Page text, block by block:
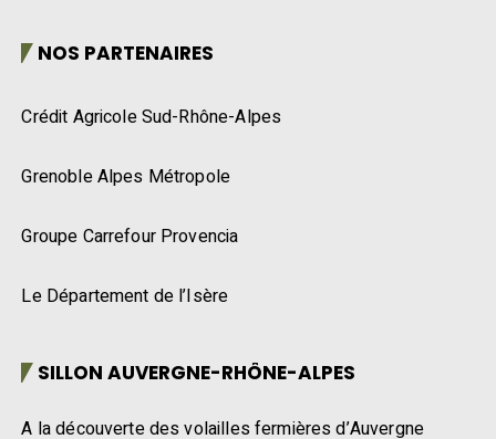
NOS PARTENAIRES
Crédit Agricole Sud-Rhône-Alpes
Grenoble Alpes Métropole
Groupe Carrefour Provencia
Le Département de l’Isère
SILLON AUVERGNE-RHÔNE-ALPES
A la découverte des volailles fermières d’Auvergne